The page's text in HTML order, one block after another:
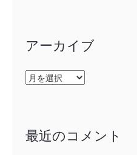
アーカイブ
ア
ー
最近のコメント